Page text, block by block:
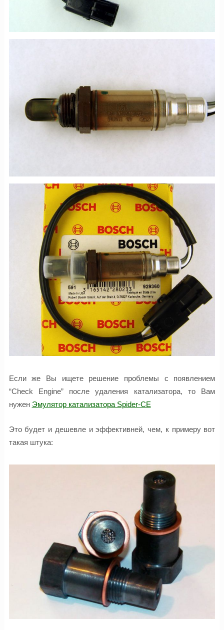
Если же Вы ищете решение проблемы с появлением
“Check Engine” после удаления катализатора, то Вам
нужен Эмулятор катализатора Spider-CE
Это будет и дешевле и эффективней, чем, к примеру вот
такая штука: